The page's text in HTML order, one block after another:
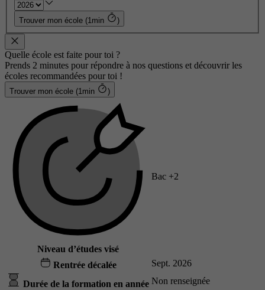
Trouver mon école (1min )
Quelle école est faite pour toi ?
Prends 2 minutes pour répondre à nos questions et découvrir les
écoles recommandées pour toi !
Trouver mon école (1min )
Niveau d’études visé
Bac +2
Rentrée décalée Sept. 2026
Durée de la formation en année Non renseignée